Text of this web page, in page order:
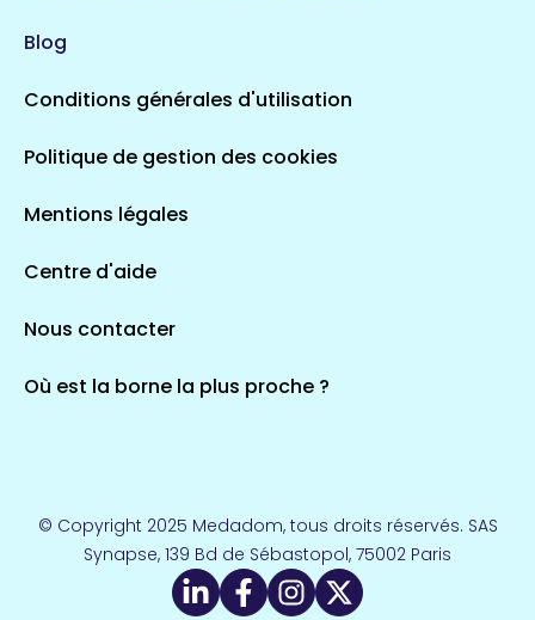
693 espaces de santé
324 espaces de santé
14 espaces de santé
Loir-et-Cher
36 espaces de santé
Loire-Atlantique
110 espaces de santé
Saint-Agathon
Herry
1 espaces de santé
Blog
Conditions générales d'utilisation
Politique de gestion des cookies
Mentions légales
Centre d'aide
Nous contacter
Où est la borne la plus proche ?
© Copyright 2025 Medadom, tous droits réservés. SAS
Synapse, 139 Bd de Sébastopol, 75002 Paris